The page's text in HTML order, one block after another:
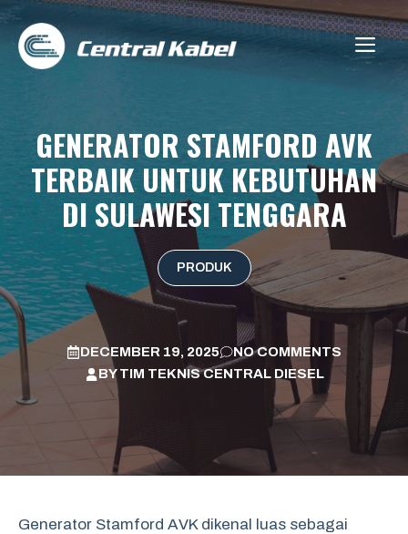
Skip
content
GENERATOR STAMFORD AVK
TERBAIK UNTUK KEBUTUHAN
DI SULAWESI TENGGARA
PRODUK
DECEMBER 19, 2025
NO COMMENTS
BYTIM TEKNIS CENTRAL DIESEL
Generator Stamford AVK dikenal luas sebagai